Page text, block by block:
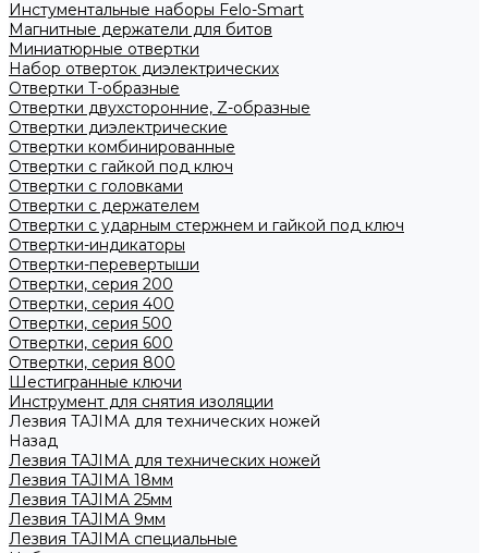
Инстументальные наборы Felo-Smart
Магнитные держатели для битов
Миниатюрные отвертки
Набор отверток диэлектрических
Отвертки T-образные
Отвертки двухсторонние, Z-образные
Отвертки диэлектрические
Отвертки комбинированные
Отвертки с гайкой под ключ
Отвертки с головками
Отвертки с держателем
Отвертки с ударным стержнем и гайкой под ключ
Отвертки-индикаторы
Отвертки-перевертыши
Отвертки, серия 200
Отвертки, серия 400
Отвертки, серия 500
Отвертки, серия 600
Отвертки, серия 800
Шестигранные ключи
Инструмент для снятия изоляции
Лезвия TAJIMA для технических ножей
Назад
Лезвия TAJIMA для технических ножей
Лезвия TAJIMA 18мм
Лезвия TAJIMA 25мм
Лезвия TAJIMA 9мм
Лезвия TAJIMA специальные